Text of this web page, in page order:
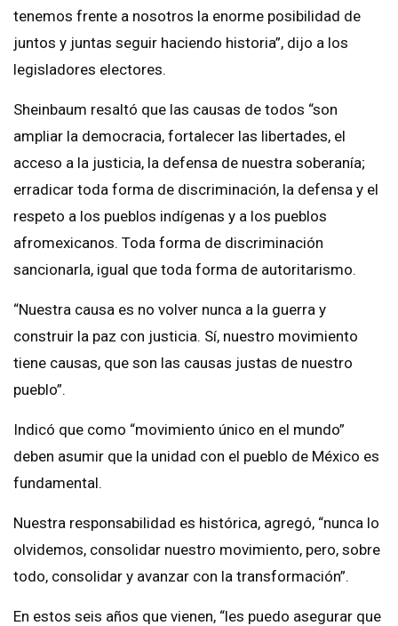
tenemos frente a nosotros la enorme posibilidad de
juntos y juntas seguir haciendo historia”, dijo a los
legisladores electores.
Sheinbaum resaltó que las causas de todos “son
ampliar la democracia, fortalecer las libertades, el
acceso a la justicia, la defensa de nuestra soberanía;
erradicar toda forma de discriminación, la defensa y el
respeto a los pueblos indígenas y a los pueblos
afromexicanos. Toda forma de discriminación
sancionarla, igual que toda forma de autoritarismo.
“Nuestra causa es no volver nunca a la guerra y
construir la paz con justicia. Sí, nuestro movimiento
tiene causas, que son las causas justas de nuestro
pueblo”.
Indicó que como “movimiento único en el mundo”
deben asumir que la unidad con el pueblo de México es
fundamental.
Nuestra responsabilidad es histórica, agregó, “nunca lo
olvidemos, consolidar nuestro movimiento, pero, sobre
todo, consolidar y avanzar con la transformación”.
En estos seis años que vienen, “les puedo asegurar que